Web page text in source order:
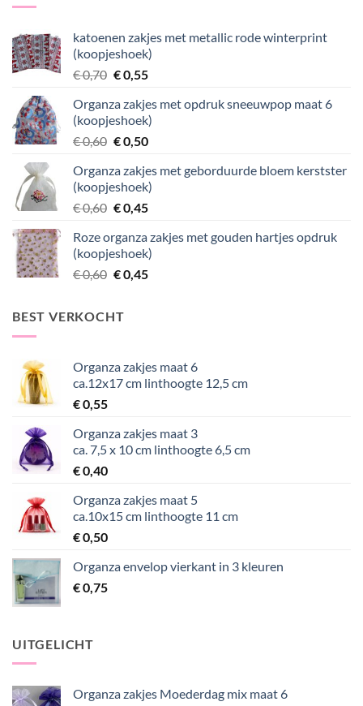
katoenen zakjes met metallic rode winterprint
(koopjeshoek)
€0,70 Oorspronkelijke
was:
€ 0,70.
€0,55Huidige
is:
€ 0,55.
Organza zakjes met opdruk sneeuwpop maat 6
(koopjeshoek)
€0,60 Oorspronkelijke
was:
€ 0,60.
€0,50Huidige
is:
€ 0,50.
Organza zakjes met geborduurde bloem kerstster
(koopjeshoek)
€0,60 Oorspronkelijke
was:
€ 0,60.
€0,45Huidige
is:
€ 0,45.
Roze organza zakjes met gouden hartjes opdruk
(koopjeshoek)
€0,60 Oorspronkelijke
€ 0,60.
€0,45Huidige
BEST VERKOCHT
Organza zakjes maat 6
ca.12x17 cm linthoogte 12,5 cm
€0,55
Organza zakjes maat 3
ca. 7,5 x 10 cm linthoogte 6,5 cm
€0,40
Organza zakjes maat 5
ca.10x15 cm linthoogte 11 cm
€0,50
Organza envelop vierkant in 3 kleuren
€0,75
UITGELICHT
Organza zakjes Moederdag mix maat 6